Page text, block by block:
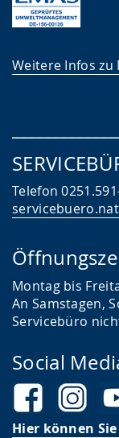
Weitere Infos zu
Telefon
Montag bis
An Samstagen,
Servicebüro
Social
Hier können